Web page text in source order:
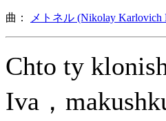
曲： メトネル (Nikolay Karlovich
Chto ty
Iva，